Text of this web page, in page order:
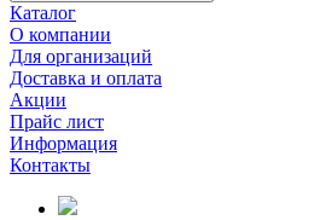
Каталог
О компании
Для организаций
Доставка и оплата
Акции
Прайс лист
Информация
Контакты